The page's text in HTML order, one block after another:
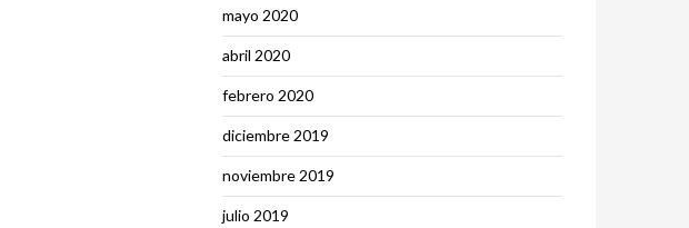
mayo 2020
abril 2020
febrero 2020
diciembre 2019
noviembre 2019
julio 2019